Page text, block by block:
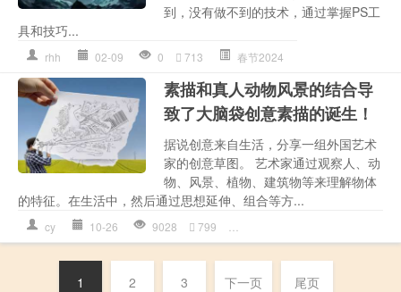
到，没有做不到的技术，通过掌握PS工
具和技巧...
rhh 02-09 0 713 春节2024
素描和真人动物风景的结合导
致了大脑袋创意素描的诞生！
据说创意来自生活，分享一组外国艺术
家的创意草图。 艺术家通过观察人、动
物、风景、植物、建筑物等来理解物体
的特征。在生活中，然后通过思想延伸、组合等方...
cy 10-26 9028 799
1 2 3 下一页 尾页